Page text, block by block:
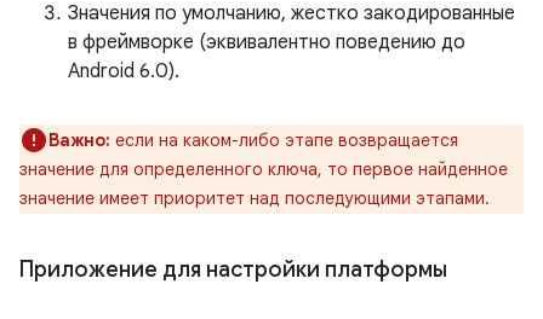
Значения по умолчанию, жестко закодированные
в фреймворке (эквивалентно поведению до
Android 6.0).
Важно: если на каком-либо этапе возвращается
значение для определенного ключа, то первое найденное
значение имеет приоритет над последующими этапами.
Приложение для настройки платформы